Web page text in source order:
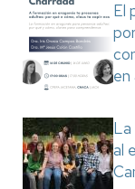
El
en
La
al